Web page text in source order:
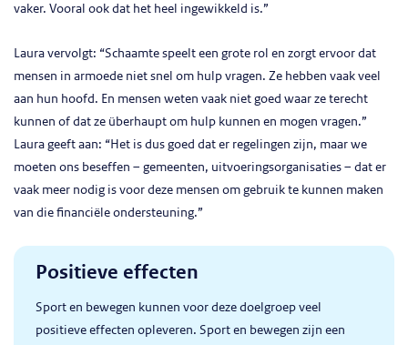
vaker. Vooral ook dat het heel ingewikkeld is.”
Laura vervolgt: “Schaamte speelt een grote rol en zorgt ervoor dat
mensen in armoede niet snel om hulp vragen. Ze hebben vaak veel
aan hun hoofd. En mensen weten vaak niet goed waar ze terecht
kunnen of dat ze überhaupt om hulp kunnen en mogen vragen.”
Laura geeft aan: “Het is dus goed dat er regelingen zijn, maar we
moeten ons beseffen – gemeenten, uitvoeringsorganisaties – dat er
vaak meer nodig is voor deze mensen om gebruik te kunnen maken
van die financiële ondersteuning.”
Positieve effecten
Sport en bewegen kunnen voor deze doelgroep veel
positieve effecten opleveren. Sport en bewegen zijn een